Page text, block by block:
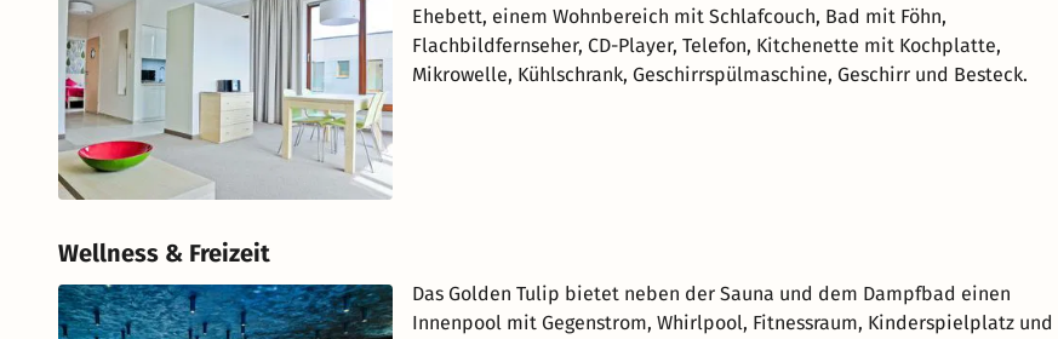
Ehebett, einem Wohnbereich mit Schlafcouch, Bad mit Föhn,
Flachbildfernseher, CD-Player, Telefon, Kitchenette mit Kochplatte,
Mikrowelle, Kühlschrank, Geschirrspülmaschine, Geschirr und Besteck.
Wellness & Freizeit
Das Golden Tulip bietet neben der Sauna und dem Dampfbad einen
Innenpool mit Gegenstrom, Whirlpool, Fitnessraum, Kinderspielplatz und